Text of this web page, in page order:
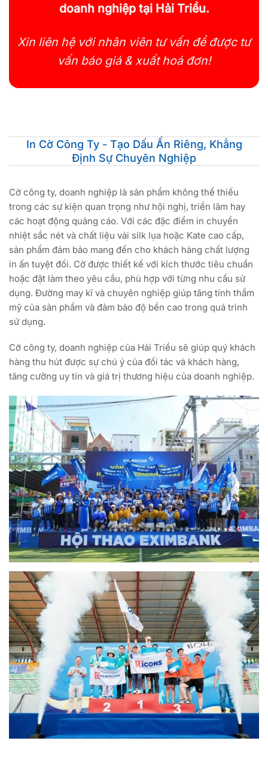
doanh nghiệp tại Hải Triều.
Xin liên hệ với nhân viên tư vấn để được tư
vấn báo giá & xuất hoá đơn!
In Cờ Công Ty - Tạo Dấu Ấn Riêng, Khẳng
Định Sự Chuyên Nghiệp
Cờ công ty, doanh nghiệp là sản phẩm không thể thiếu
trong các sự kiện quan trọng như hội nghị, triển lãm hay
các hoạt động quảng cáo. Với các đặc điểm in chuyển
nhiệt sắc nét và chất liệu vải silk lụa hoặc Kate cao cấp,
sản phẩm đảm bảo mang đến cho khách hàng chất lượng
in ấn tuyệt đối. Cờ được thiết kế với kích thước tiêu chuẩn
hoặc đặt làm theo yêu cầu, phù hợp với từng nhu cầu sử
dụng. Đường may kĩ và chuyên nghiệp giúp tăng tính thẩm
mỹ của sản phẩm và đảm bảo độ bền cao trong quá trình
sử dụng.
Cờ công ty, doanh nghiệp của Hải Triều sẽ giúp quý khách
hàng thu hút được sự chú ý của đối tác và khách hàng,
tăng cường uy tín và giá trị thương hiệu của doanh nghiệp.
Địa chỉ in băng rôn, cờ vải công ty doanh nghiệp được yêu
thích tại TPHCM